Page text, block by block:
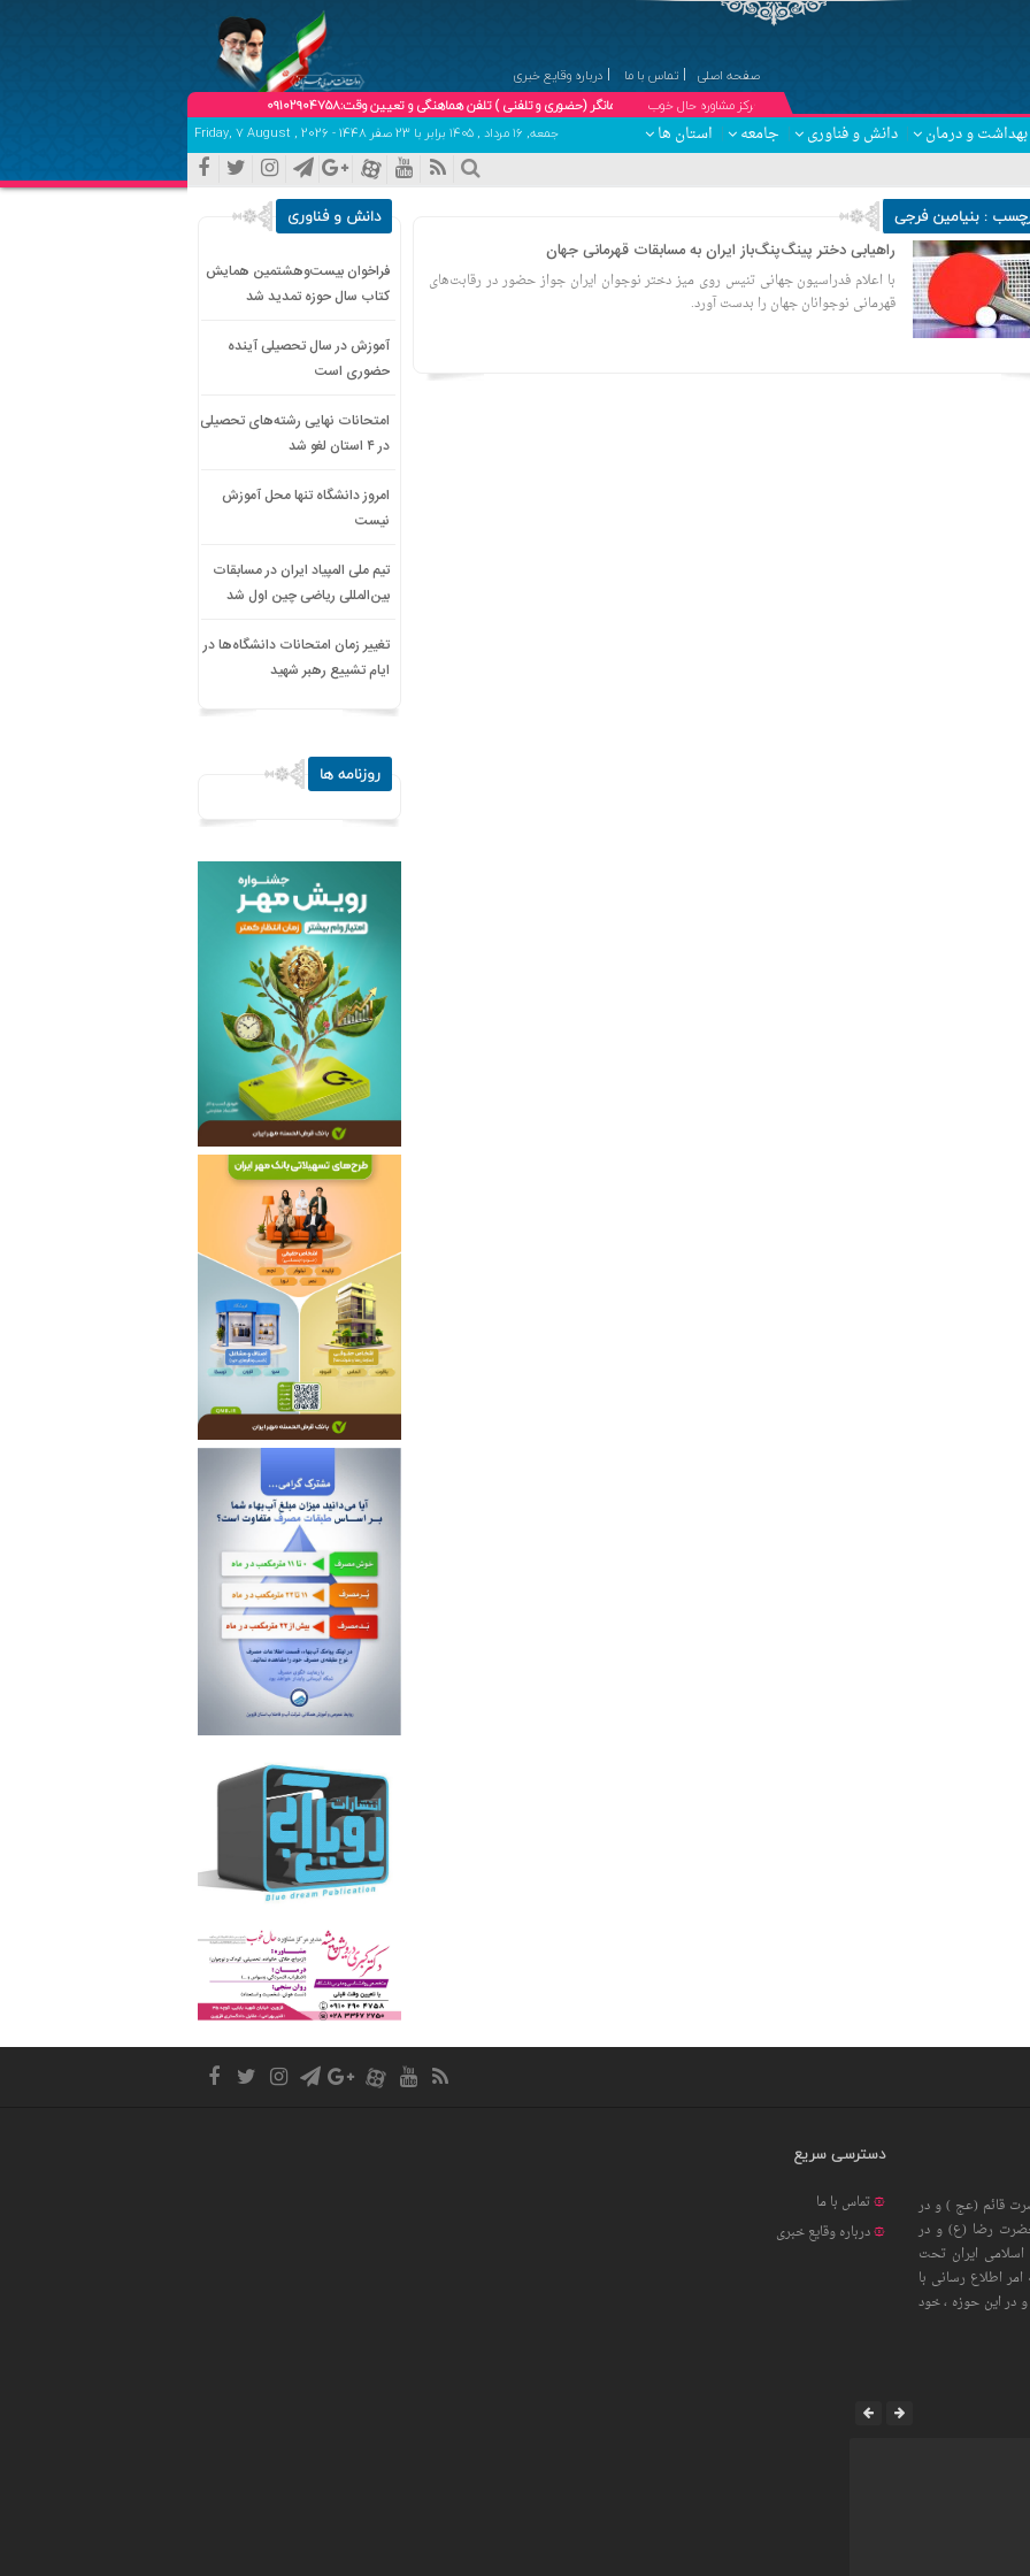
صفحه اصلی تماس با ما
درباره وقایع خبری
۞مرکز مشاوره حال خوب
دکتر کبری درویش پیشه ؛ مشاور خانواده و زوج درمانگر (حضوری و تلفنی ) تلفن هماهنگی و تعیین وقت:09102904758
بهداشت و درمان دانش و فناوری جامعه استان ها جمعه, ۱۶ مرداد , ۱۴۰۵ برابر با 23 صفر 1448 - Friday, 7 August , 2026
: بنیامین فرجی
راهیابی دختر پینگ‌پنگ‌باز ایران به مسابقات قهرمانی جهان
با اعلام فدراسیون جهانی تنیس روی میز دختر نوجوان ایران جواز حضور در رقابت‌های
قهرمانی نوجوانان جهان را بدست آورد.
دانش و فناوری
فراخوان بیست‌وهشتمین همایش
کتاب سال حوزه تمدید شد
آموزش در سال تحصیلی آینده
حضوری است
امتحانات نهایی رشته‌های تحصیلی
در ۴ استان لغو شد
امروز دانشگاه تنها محل آموزش
نیست
تیم ملی المپیاد ایران در مسابقات
بین‌المللی ریاضی چین اول شد
تغییر زمان امتحانات دانشگاه‌ها در
ایام تشییع رهبر شهید
روزنامه ها
قائم (عج ) و در
رضا (ع) و در
ایران تحت
اطلاع رسانی با
در این حوزه ، خود
دسترسی سریع
تماس با ما
درباره وقایع خبری